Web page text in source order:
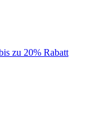
zu 20% Rabatt